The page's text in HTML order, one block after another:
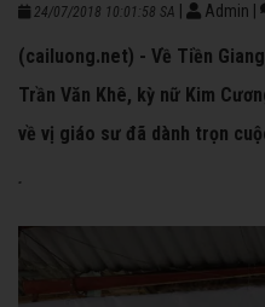
24/07/2018 10:01:58 SA Admin
(cailuong.net) - Về Tiền
Trần Văn Khê, kỳ nữ Kim
về vị giáo sư đã dành trọn
.